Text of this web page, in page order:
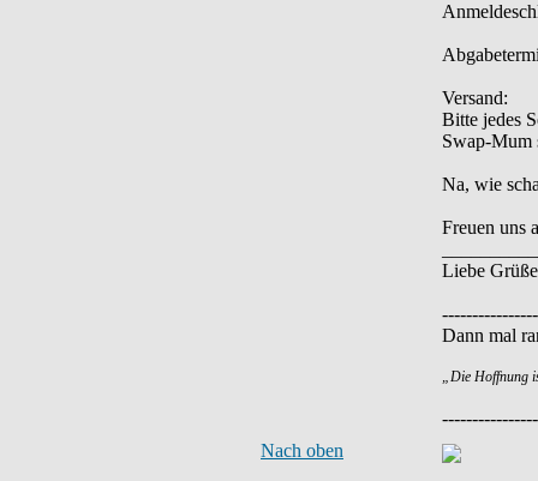
Versand:
Bitte jedes
Swap-Mum
Na, wie
Freuen uns
Liebe
Dann mal
„Die Hoffnung
Nach oben